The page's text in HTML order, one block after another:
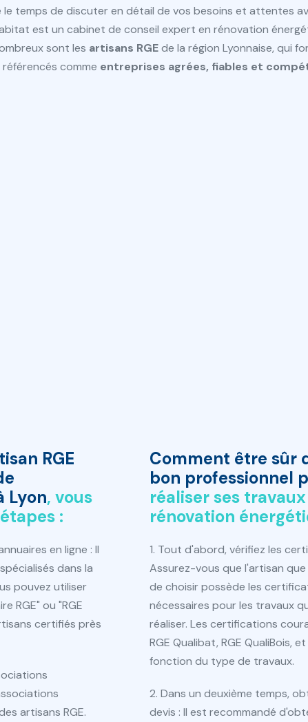
temps de discuter en détail de vos besoins et attentes
est un cabinet de conseil expert en rénovation
sont les artisans RGEde la région Lyonnaise, qui
comme entreprises agrées, fiables et
RGE
Lyon, vous
:
en ligne : Il
dans la
pouvez utiliser
RGE" ou "RGE
certifiés près
artisans RGE.
Comment être sûr
bon professionnel
réaliser ses
rénovation
1. Tout d'abord, vérifiez les
Assurez-vous que l'artisan que
de choisir possède les
nécessaires pour les travaux
réaliser. Les certifications
RGE Qualibat, RGE QualiBois, et
fonction du type de travaux.
2. Dans un deuxième temps,
devis : Il est recommandé